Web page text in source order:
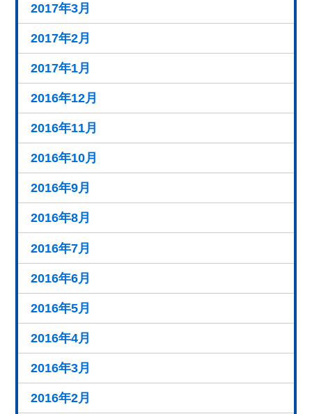
2017年3月
2017年2月
2017年1月
2016年12月
2016年11月
2016年10月
2016年9月
2016年8月
2016年7月
2016年6月
2016年5月
2016年4月
2016年3月
2016年2月